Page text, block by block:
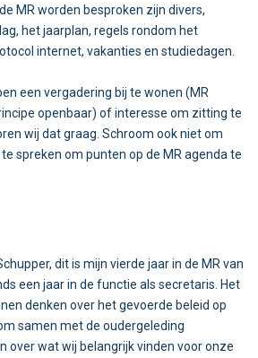
MR worden besproken zijn divers,
het jaarplan, regels rondom het
internet, vakanties en studiedagen.
een vergadering bij te wonen (MR
openbaar) of interesse om zitting te
wij dat graag. Schroom ook niet om
spreken om punten op de MR agenda te
dit is mijn vierde jaar in de MR van
een jaar in de functie als secretaris. Het
denken over het gevoerde beleid op
samen met de oudergeleding
over wat wij belangrijk vinden voor onze